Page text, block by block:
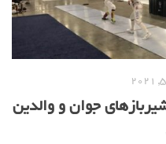
جوان و والدین